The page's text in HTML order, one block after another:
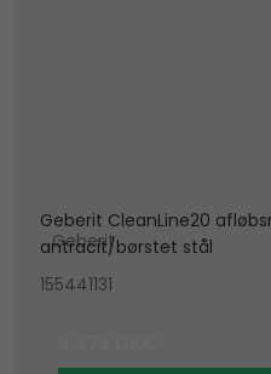
Geberit CleanLine20
antracit/børstet stål
Geberit
155441131